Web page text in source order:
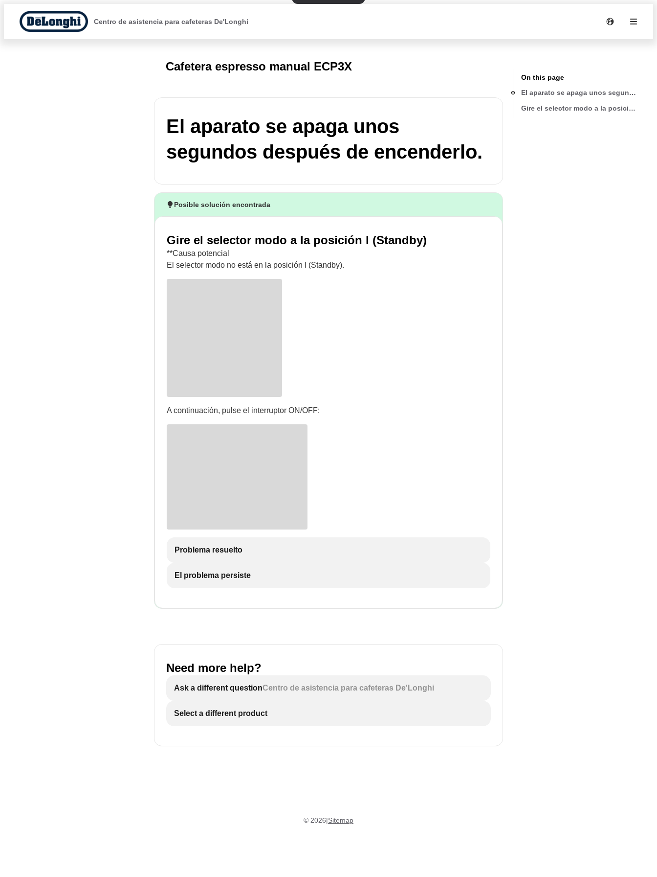
Centro de asistencia para cafeteras De'Longhi
Cafetera espresso manual ECP3X
El aparato se apaga unos
segundos después de encenderlo.
Posible solución encontrada
Gire el selector modo a la posición l (Standby)
**Causa potencial
El selector modo no está en la posición l (Standby).
A continuación, pulse el interruptor ON/OFF:
Problema resuelto
El problema persiste
Need more help?
Ask a different questionCentro de asistencia para cafeteras De'Longhi
Select a different product
On this page
El aparato se apaga unos segundos
Gire el selector modo a la posición l
© 2026|Sitemap